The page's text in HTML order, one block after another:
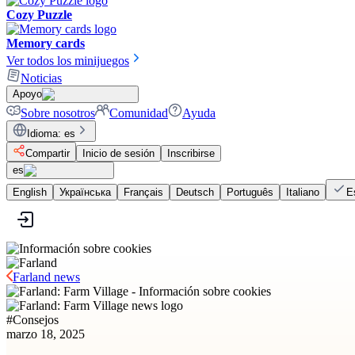
Cozy Puzzle
Memory cards
Ver todos los minijuegos
Noticias
Apoyo
Sobre nosotros Comunidad Ayuda
Idioma: es
Compartir
Inicio de sesión
Inscribirse
es
English
Українська Français Deutsch Português Italiano
Farland news
#Consejos
marzo 18, 2025